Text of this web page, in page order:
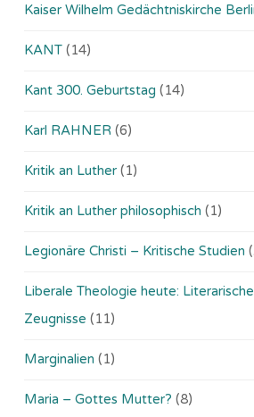
Kaiser Wilhelm Gedächtniskirche
KANT (14)
Kant 300. Geburtstag (14)
Karl RAHNER (6)
Kritik an Luther (1)
Kritik an Luther philosophisch (1)
Legionäre Christi – Kritische Studien
Liberale Theologie heute:
Zeugnisse (11)
Marginalien (1)
Maria – Gottes Mutter? (8)